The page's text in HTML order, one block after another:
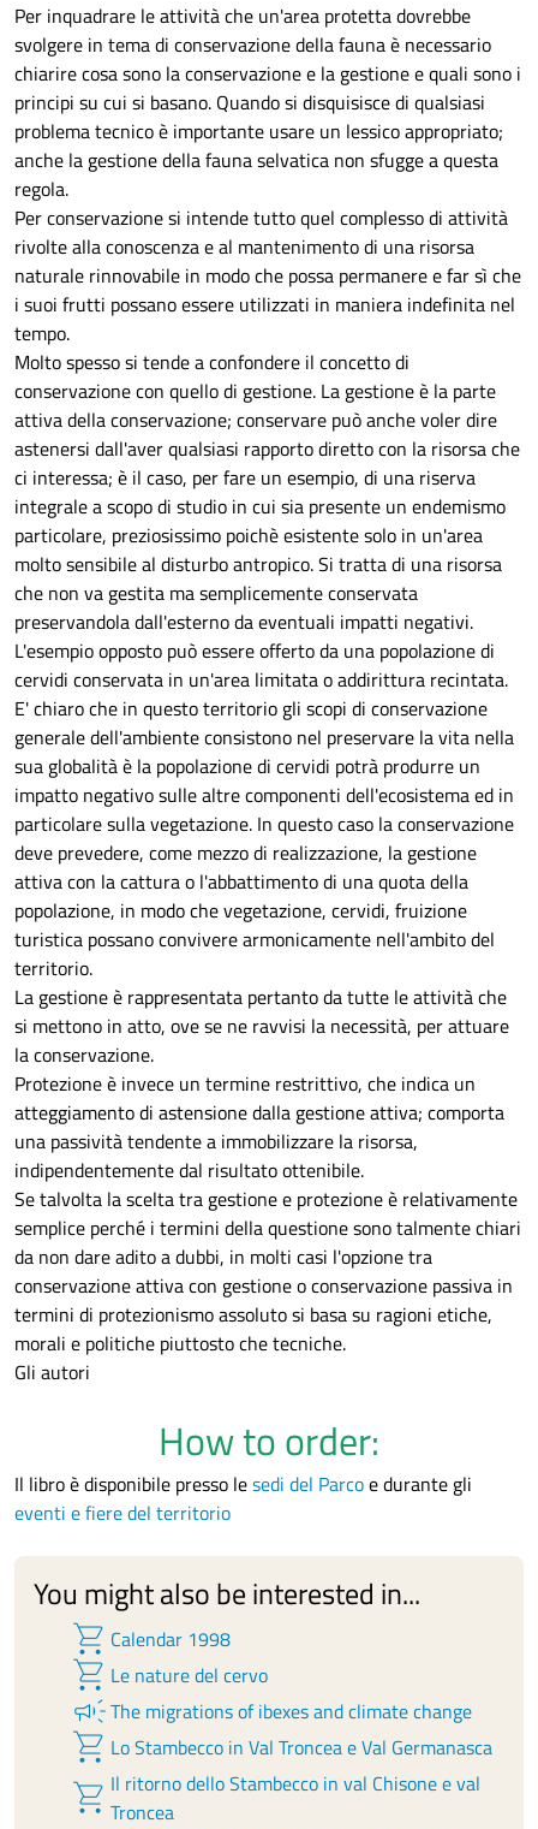
Per inquadrare le attività che un'area protetta dovrebbe
svolgere in tema di conservazione della fauna è necessario
chiarire cosa sono la conservazione e la gestione e quali sono i
principi su cui si basano. Quando si disquisisce di qualsiasi
problema tecnico è importante usare un lessico appropriato;
anche la gestione della fauna selvatica non sfugge a questa
regola.
Per conservazione si intende tutto quel complesso di attività
rivolte alla conoscenza e al mantenimento di una risorsa
naturale rinnovabile in modo che possa permanere e far sì che
i suoi frutti possano essere utilizzati in maniera indefinita nel
tempo.
Molto spesso si tende a confondere il concetto di
conservazione con quello di gestione. La gestione è la parte
attiva della conservazione; conservare può anche voler dire
astenersi dall'aver qualsiasi rapporto diretto con la risorsa che
ci interessa; è il caso, per fare un esempio, di una riserva
integrale a scopo di studio in cui sia presente un endemismo
particolare, preziosissimo poichè esistente solo in un'area
molto sensibile al disturbo antropico. Si tratta di una risorsa
che non va gestita ma semplicemente conservata
preservandola dall'esterno da eventuali impatti negativi.
L'esempio opposto può essere offerto da una popolazione di
cervidi conservata in un'area limitata o addirittura recintata.
E' chiaro che in questo territorio gli scopi di conservazione
generale dell'ambiente consistono nel preservare la vita nella
sua globalità è la popolazione di cervidi potrà produrre un
impatto negativo sulle altre componenti dell'ecosistema ed in
particolare sulla vegetazione. In questo caso la conservazione
deve prevedere, come mezzo di realizzazione, la gestione
attiva con la cattura o l'abbattimento di una quota della
popolazione, in modo che vegetazione, cervidi, fruizione
turistica possano convivere armonicamente nell'ambito del
territorio.
La gestione è rappresentata pertanto da tutte le attività che
si mettono in atto, ove se ne ravvisi la necessità, per attuare
la conservazione.
Protezione è invece un termine restrittivo, che indica un
atteggiamento di astensione dalla gestione attiva; comporta
una passività tendente a immobilizzare la risorsa,
indipendentemente dal risultato ottenibile.
Se talvolta la scelta tra gestione e protezione è relativamente
semplice perché i termini della questione sono talmente chiari
da non dare adito a dubbi, in molti casi l'opzione tra
conservazione attiva con gestione o conservazione passiva in
termini di protezionismo assoluto si basa su ragioni etiche,
morali e politiche piuttosto che tecniche.
Gli autori
How to order:
Il libro è disponibile presso lesedi del Parcoe durante gli
eventi e fiere del territorio
You might also be interested in...
shopping_cart Calendar 1998
shopping_cart Le nature del cervo
campaignThe migrations of ibexes and climate change
shopping_cart Lo Stambecco in Val Troncea e Val Germanasca
shopping_cart Il ritorno dello Stambecco in val Chisone e val
Troncea